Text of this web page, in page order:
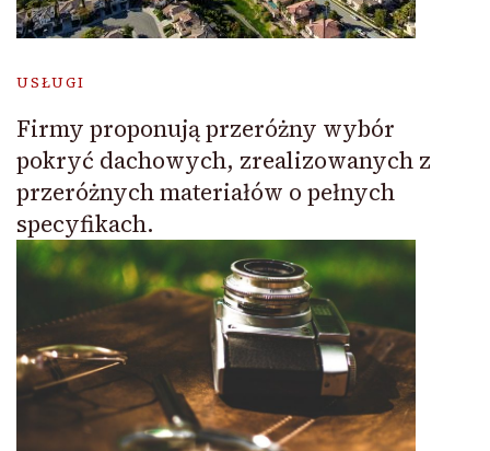
USŁUGI
Firmy proponują przeróżny wybór
pokryć dachowych, zrealizowanych z
przeróżnych materiałów o pełnych
specyfikach.